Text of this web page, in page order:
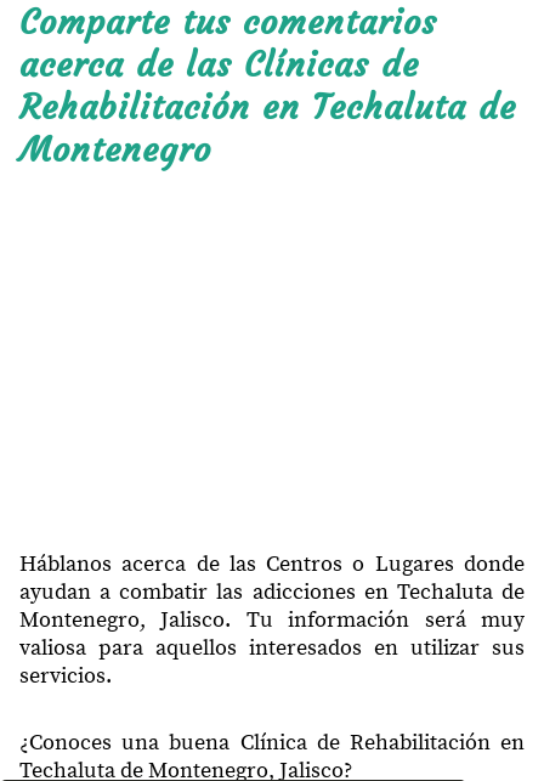
Comparte tus comentarios
acerca de las Clínicas de
Rehabilitación en Techaluta de
Montenegro
Háblanos acerca de las Centros o Lugares donde
ayudan a combatir las adicciones en Techaluta de
Montenegro, Jalisco. Tu información será muy
valiosa para aquellos interesados en utilizar sus
servicios.
¿Conoces una buena Clínica de Rehabilitación en
Techaluta de Montenegro, Jalisco?